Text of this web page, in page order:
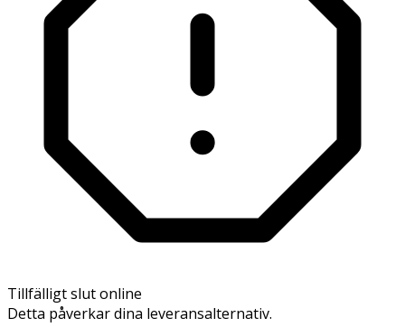
Tillfälligt slut online
Detta påverkar dina leveransalternativ.